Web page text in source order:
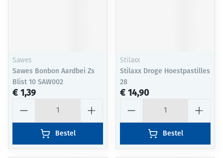
Sawes
Sawes Bonbon Aardbei Zs
Blist 10 SAW002
€ 1,39
Bestel
Stilaxx
Stilaxx Droge Hoestpastilles
28
€ 14,90
Bestel